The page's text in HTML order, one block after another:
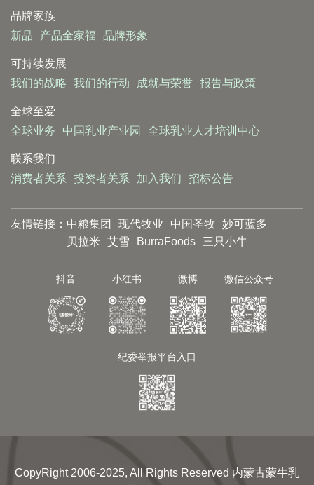
品牌家族
新品
产品全家福 品牌形象
可持续发展
我们的战略
我们的行动 成就与荣誉 报告与政策
全球至爱
全球业务
中国乳业产业园 全球乳业人才培训中心
联系我们
消费者关系
投资者关系 加入我们 招标公告
友情链接： 中粮集团 现代牧业 中国圣牧 妙可蓝多
贝拉米
艾雪 BurraFoods 三只小牛
抖音 小红书 微博 微信公众号
纪委举报平台入口
CopyRight 2006-2025, All Rights Reserved 内蒙古蒙牛乳